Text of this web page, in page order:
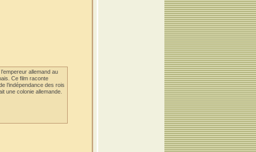
allemand au
Ce film raconte
l’indépendance des rois
une colonie allemande.